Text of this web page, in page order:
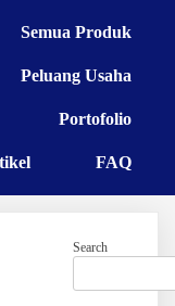
Semua Produk
Peluang Usaha
Portofolio
FAQ
Search